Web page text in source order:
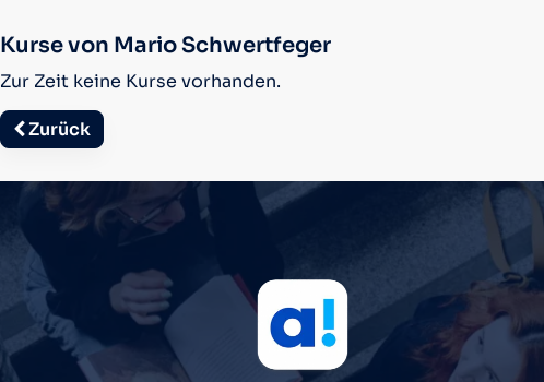
Kurse von Mario Schwertfeger
Zur Zeit keine Kurse vorhanden.
Zurück